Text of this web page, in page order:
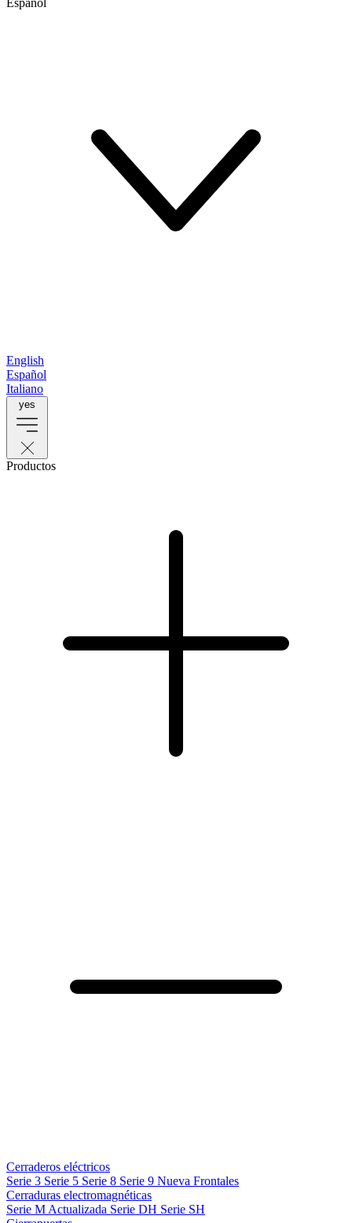
Español
English
Español
Italiano
yes
Productos
Cerraderos eléctricos
Serie 3 Serie 5 Serie 8 Serie 9 Nueva Frontales
Cerraduras electromagnéticas
Serie M Actualizada Serie DH Serie SH